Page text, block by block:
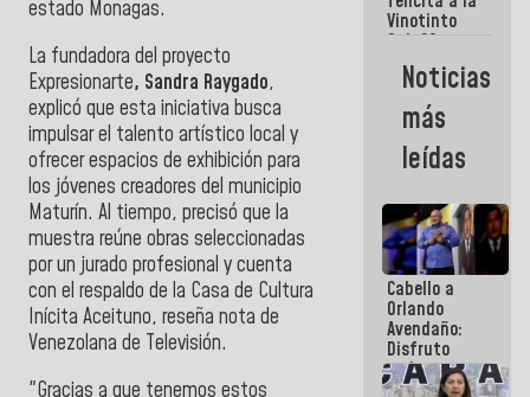
estado Monagas.
La fundadora del proyecto
Expresionarte, Sandra Raygado,
explicó que esta iniciativa busca
impulsar el talento artístico local y
ofrecer espacios de exhibición para
los jóvenes creadores del municipio
Maturín. Al tiempo, precisó que la
muestra reúne obras seleccionadas
por un jurado profesional y cuenta
con el respaldo de la Casa de Cultura
Inícita Aceituno, reseña nota de
Venezolana de Televisión.
"Gracias a que tenemos estos
Maiquetía
Vinotinto
Sub 20
campeona
frente
México Sub
23 en los
Centroamericanos
Noticias
más
leídas
Cabello a
Orlando
Avendaño:
Disfruto
cada vez
que escribes